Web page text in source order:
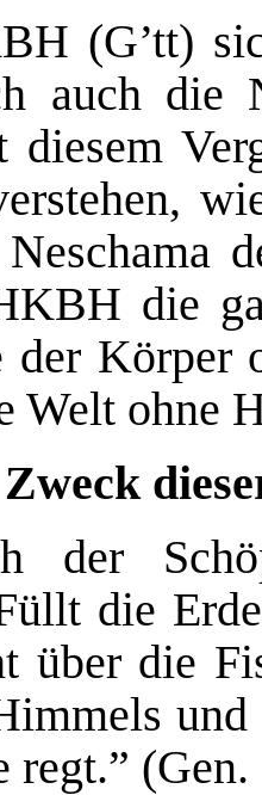
(G’tt)
auch die
die
Körper
Welt ohne
der
die
über die
regt.”